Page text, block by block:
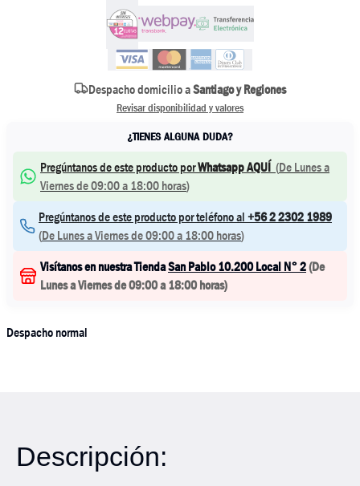
Despacho domicilio aSantiago y Regiones
Revisar disponibilidad y valores
¿TIENES ALGUNA DUDA?
Pregúntanos de este producto porWhatsapp AQUÍ (De Lunes a
Viernes de 09:00 a 18:00 horas)
Pregúntanos de este producto por teléfono al+56 2 2302 1989
(De Lunes a Viernes de 09:00 a 18:00 horas)
Visítanos en nuestra TiendaSan Pablo 10.200 Local N° 2(De
Lunes a Viernes de 09:00 a 18:00 horas)
Despacho normal
Descripción: